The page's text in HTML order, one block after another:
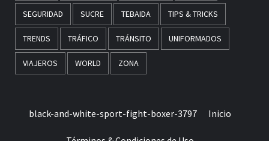
SEGURIDAD SUCRE TEBAIDA TIPS & TRICKS
TRENDS TRÁFICO TRÁNSITO UNIFORMADOS
VIAJEROS WORLD ZONA
black-and-white-sport-fight-boxer-3797 Inicio